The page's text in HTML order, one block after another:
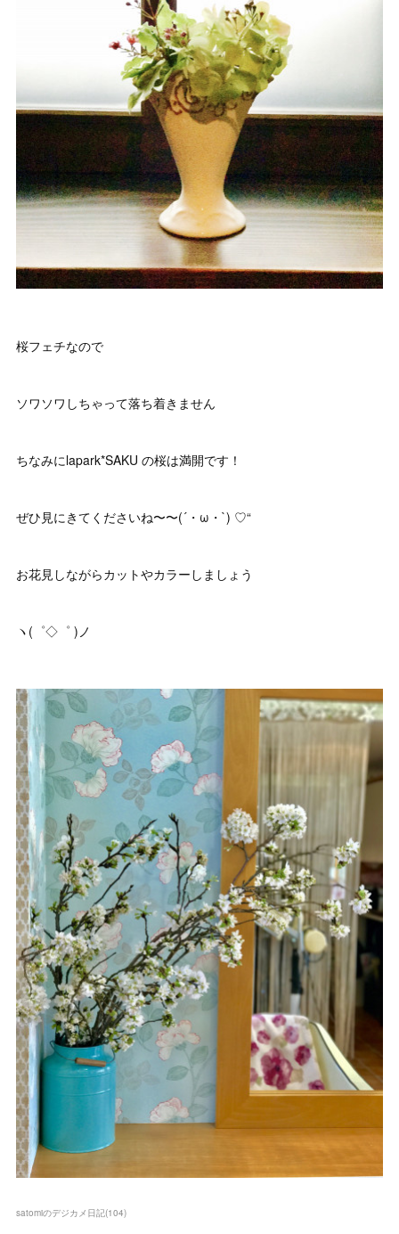
桜フェチなので
ソワソワしちゃって落ち着きません
ちなみにlapark*SAKU の桜は満開です！
ぜひ見にきてくださいね〜〜(´・ω・`) ♡“
お花見しながらカットやカラーしましょう
ヽ(゜◇゜ )ノ
satomiのデジカメ日記(104)